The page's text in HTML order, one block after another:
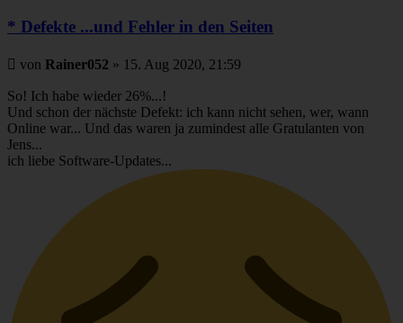
* Defekte ...und Fehler in den Seiten
Beitrag
von Rainer052 » 15. Aug 2020, 21:59
So! Ich habe wieder 26%...!
Und schon der nächste Defekt: ich kann nicht sehen, wer, wann
Online war... Und das waren ja zumindest alle Gratulanten von
Jens...
ich liebe Software-Updates...